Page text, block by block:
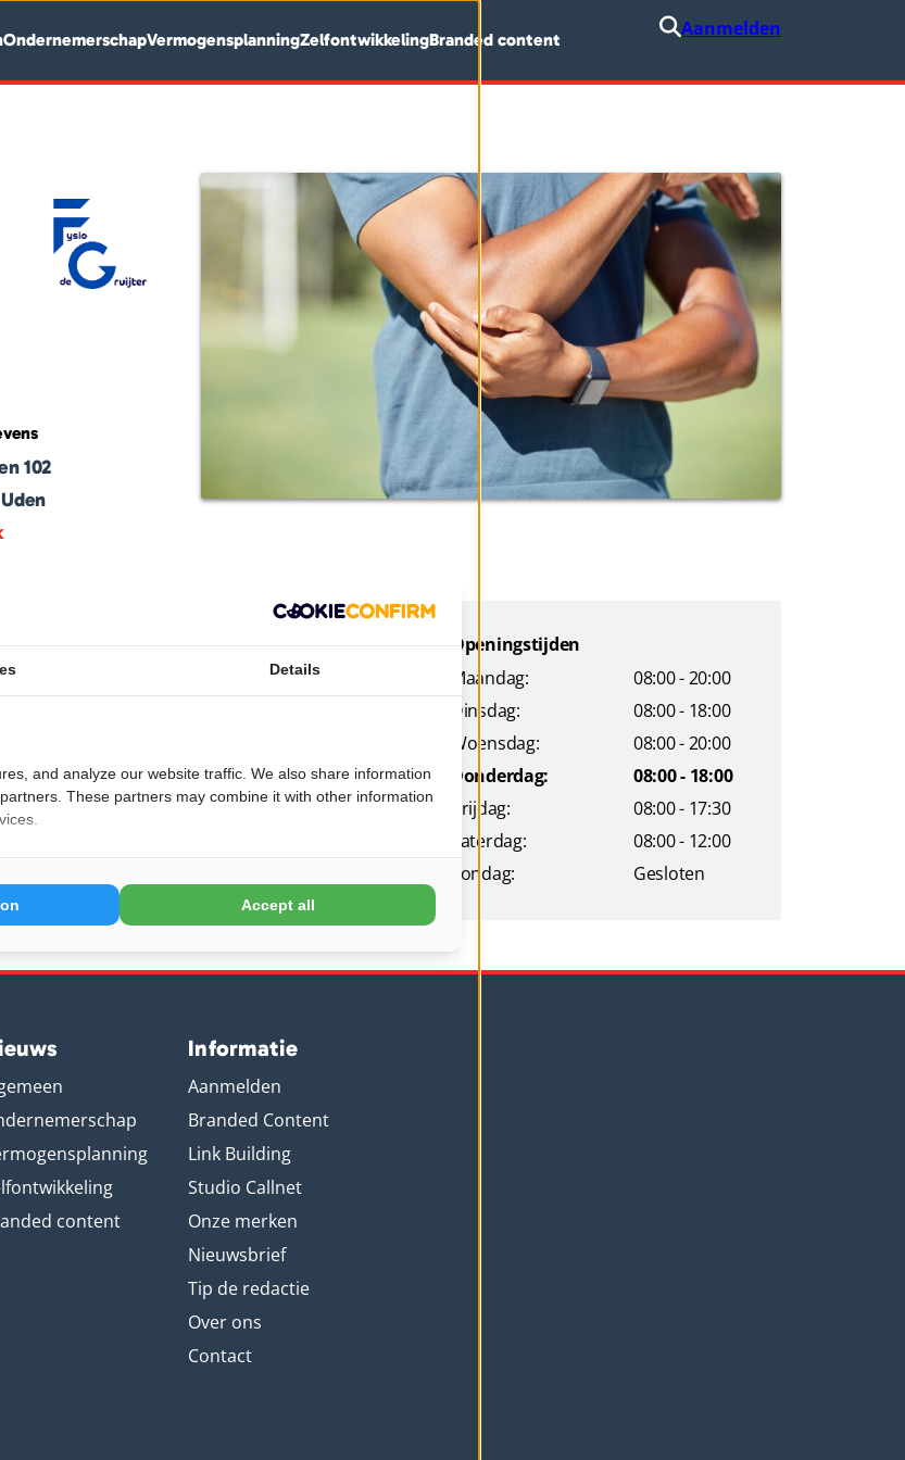
OndernemerschapVermogensplanningZelfontwikkelingBranded content Aanmelden
102
Uden
fysiotherapeutische zorg gericht op
Met een deskundig team van
voor effectieve behandelingen die
De praktijk werkt met moderne
omgeving om aan je herstel te werken.
Openingstijden
Maandag:
08:00 - 20:00
Dinsdag:
08:00 - 18:00
Woensdag:
08:00 - 20:00
Donderdag:
08:00 - 18:00
Vrijdag:
08:00 - 17:30
Zaterdag:
08:00 - 12:00
Zondag:
Gesloten
content
Informatie
Aanmelden
Branded Content
Link Building
Studio Callnet
Onze merken
Nieuwsbrief
Tip de redactie
Over ons
Contact
Details
and analyze our website traffic. We also share information
These partners may combine it with other information
Accept all